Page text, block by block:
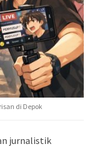
di Depok
jurnalistik